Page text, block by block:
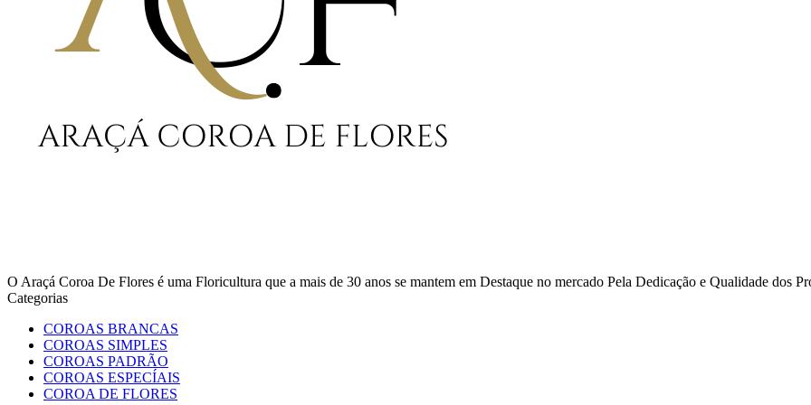
O Araçá Coroa De Flores é uma Floricultura que a mais de 30 anos se mantem em Destaque no mercado Pela Dedicação e Qualidade dos
Categorias
COROAS BRANCAS
COROAS SIMPLES
COROAS PADRÃO
COROAS ESPECÍAIS
COROA DE FLORES